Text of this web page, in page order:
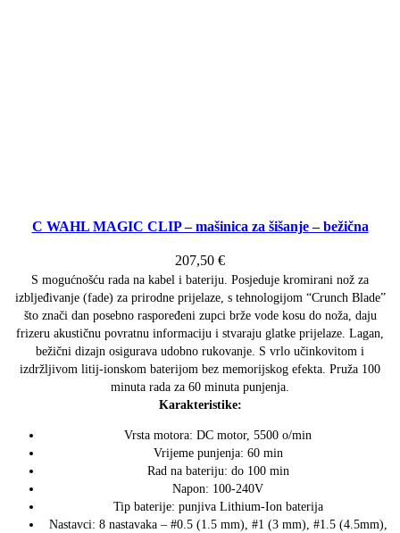
C WAHL MAGIC CLIP – mašinica za šišanje – bežična
207,50 €
S mogućnošću rada na kabel i bateriju. Posjeduje kromirani nož za
izbljeđivanje (fade) za prirodne prijelaze, s tehnologijom “Crunch Blade”
što znači dan posebno raspoređeni zupci brže vode kosu do noža, daju
frizeru akustičnu povratnu informaciju i stvaraju glatke prijelaze. Lagan,
bežični dizajn osigurava udobno rukovanje. S vrlo učinkovitom i
izdržljivom litij-ionskom baterijom bez memorijskog efekta. Pruža 100
minuta rada za 60 minuta punjenja.
Karakteristike:
Vrsta motora: DC motor, 5500 o/min
Vrijeme punjenja: 60 min
Rad na bateriju: do 100 min
Napon: 100-240V
Tip baterije: punjiva Lithium-Ion baterija
Nastavci: 8 nastavaka – #0.5 (1.5 mm), #1 (3 mm), #1.5 (4.5mm),